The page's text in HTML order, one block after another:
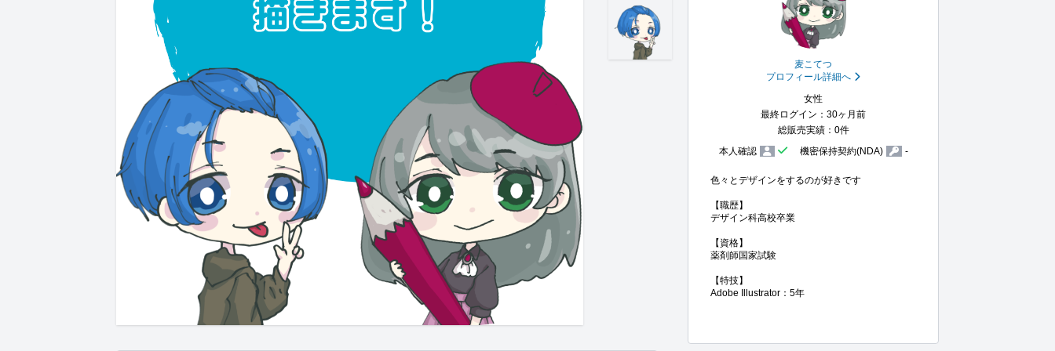
麦こてつ
プロフィール詳細へ
女性
最終ログイン：30ヶ月前
総販売実績：0件
本人確認
機密保持契約(NDA) -
色々とデザインをするのが好きです
【職歴】
デザイン科高校卒業
【資格】
薬剤師国家試験
【特技】